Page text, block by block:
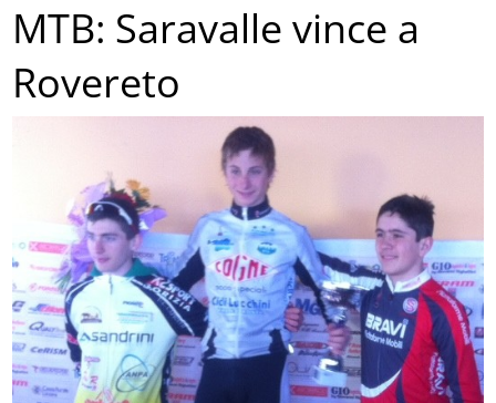
MTB: Saravalle vince a
Rovereto